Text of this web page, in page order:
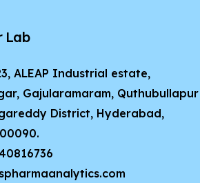
Lab
ALEAP Industrial estate,
Gajularamaram, Quthubullapur
District, Hyderabad,